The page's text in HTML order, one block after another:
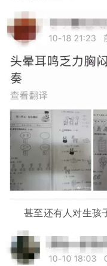
甚至还有人对生孩